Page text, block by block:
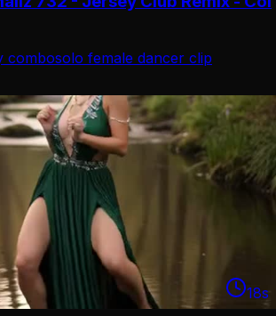
combosolo female dancer clip
18s